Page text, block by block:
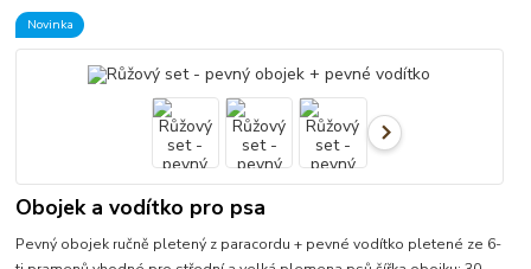
Novinka
Obojek a vodítko pro psa
Pevný obojek ručně pletený z paracordu + pevné vodítko pletené ze 6-